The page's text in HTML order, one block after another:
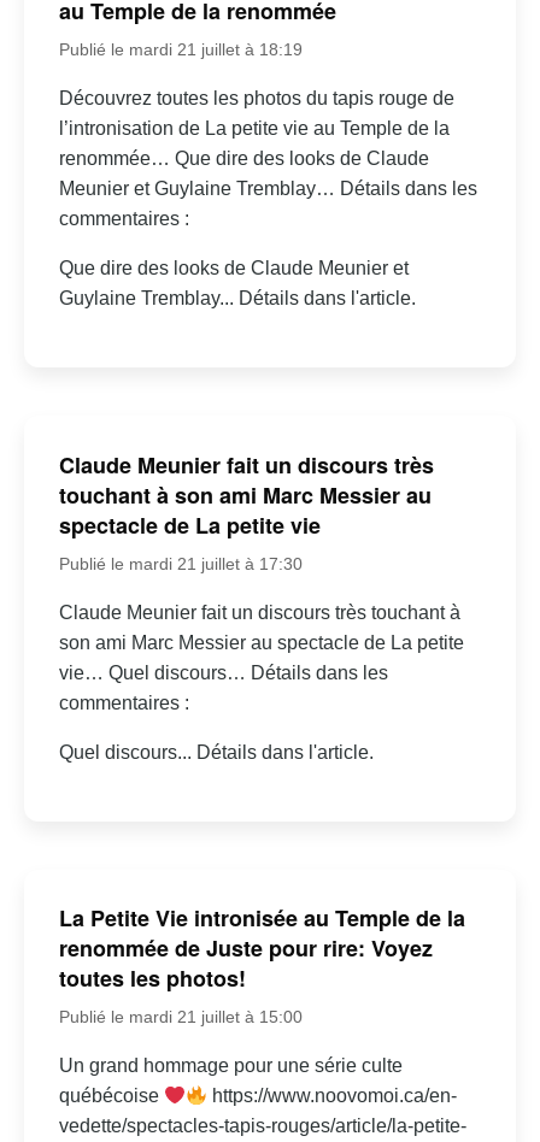
au Temple de la renommée
Publié le mardi 21 juillet à 18:19
Découvrez toutes les photos du tapis rouge de
l’intronisation de La petite vie au Temple de la
renommée… Que dire des looks de Claude
Meunier et Guylaine Tremblay… Détails dans les
commentaires :
Que dire des looks de Claude Meunier et
Guylaine Tremblay... Détails dans l'article.
Claude Meunier fait un discours très
touchant à son ami Marc Messier au
spectacle de La petite vie
Publié le mardi 21 juillet à 17:30
Claude Meunier fait un discours très touchant à
son ami Marc Messier au spectacle de La petite
vie… Quel discours… Détails dans les
commentaires :
Quel discours... Détails dans l'article.
La Petite Vie intronisée au Temple de la
renommée de Juste pour rire: Voyez
toutes les photos!
Publié le mardi 21 juillet à 15:00
Un grand hommage pour une série culte
québécoise
https://www.noovomoi.ca/en-
vedette/spectacles-tapis-rouges/article/la-petite-